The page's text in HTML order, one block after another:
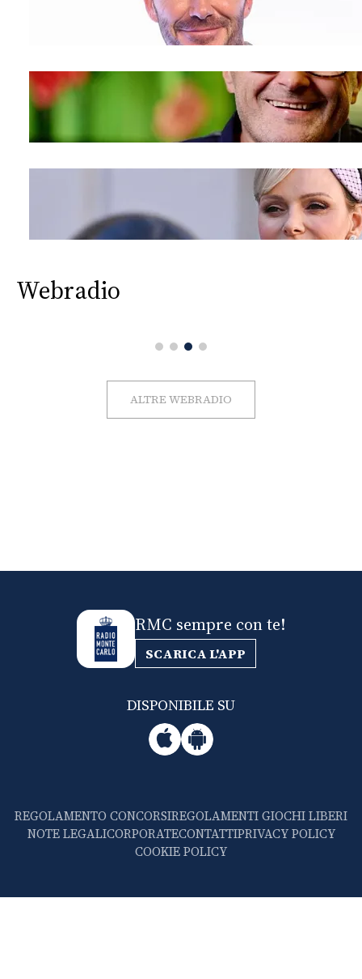
Webradio
ALTRE WEBRADIO
RMC sempre con te!
SCARICA L'APP
DISPONIBILE SU
REGOLAMENTO CONCORSIREGOLAMENTI GIOCHI LIBERI
NOTE LEGALICORPORATECONTATTIPRIVACY POLICY
COOKIE POLICY